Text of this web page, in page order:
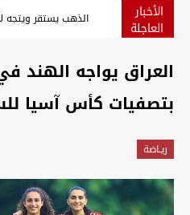
الأخبار
العاجلة الذهب يستقر ويتجه
العراق يواجه الهند
بتصفيات كأس آسيا
ريـاضة